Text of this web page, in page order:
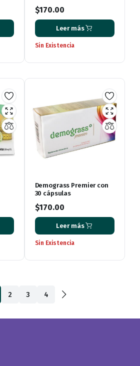
$170.00
Leer más
Sin Existencia
Demograss Premier con
30 cápsulas
$170.00
Leer más
Sin Existencia
2 3 4